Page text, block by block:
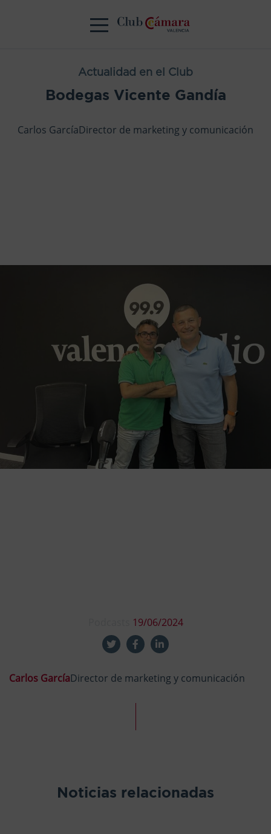
Actualidad en el Club
Bodegas Vicente Gandía
Carlos GarcíaDirector de marketing y comunicación
19/06/2024
Carlos GarcíaDirector de marketing y comunicación
Noticias relacionadas